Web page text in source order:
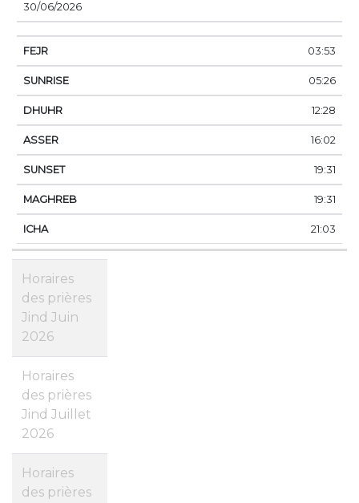
30/06/2026
03:53
05:26
12:28
16:02
19:31
19:31
21:03
Horaires
des prières
Jind Juin
2026
Horaires
des prières
Jind Juillet
2026
Horaires
des prières